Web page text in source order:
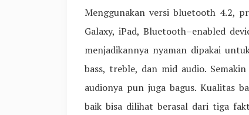
Menggunakan versi bluetooth 4.2,
Galaxy, iPad, Bluetooth–enabled
menjadikannya nyaman dipakai
bass, treble, dan mid audio.
audionya pun juga bagus. Kualitas
baik bisa dilihat berasal dari tiga